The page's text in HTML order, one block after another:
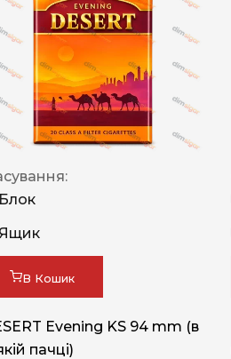
Блок
Ящик
В Кошик
Evening KS 94 mm (в
пачці)